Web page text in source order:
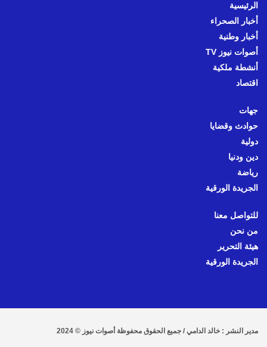
الرئيسية
أخبار الصحراء
أخبار وطنية
أصوات نيوز TV
أنشطة ملكية
اقتصاد
جهات
حوادث وقضايا
دولية
دين ودنيا
رياضة
الجريدة الورقية
للتواصل معنا
من نحن
هيئة التحرير
الجريدة الورقية
مدير النشر : خالد الدامي / جميع الحقوق محفوظة أصوات نيوز © 2024